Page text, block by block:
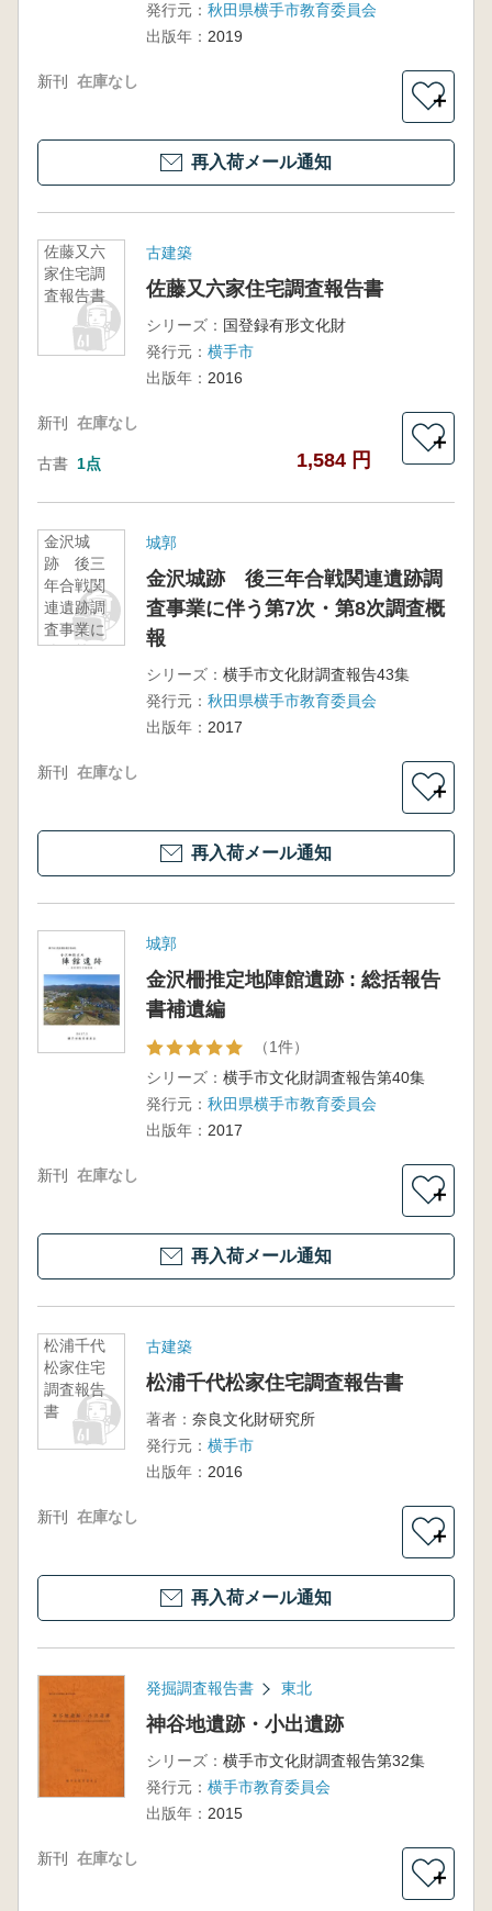
発行元： 秋田県横手市教育委員会
出版年： 2019
新刊 在庫なし
＋
再入荷メール通知
佐藤又六
家住宅調
査報告書
古建築
佐藤又六家住宅調査報告書
シリーズ： 国登録有形文化財
発行元： 横手市
出版年： 2016
新刊 在庫なし
古書 1点 1,584 円
＋
金沢城
跡 後三
年合戦関
連遺跡調
査事業に
伴う第7
城郭
金沢城跡 後三年合戦関連遺跡調
査事業に伴う第7次・第8次調査概
報
シリーズ： 横手市文化財調査報告43集
発行元： 秋田県横手市教育委員会
出版年： 2017
新刊 在庫なし
＋
再入荷メール通知
城郭
金沢柵推定地陣館遺跡 : 総括報告
書補遺編
（1件）
シリーズ： 横手市文化財調査報告第40集
発行元： 秋田県横手市教育委員会
出版年： 2017
新刊 在庫なし
＋
再入荷メール通知
松浦千代
松家住宅
調査報告
書
古建築
松浦千代松家住宅調査報告書
著者： 奈良文化財研究所
発行元： 横手市
出版年： 2016
新刊 在庫なし
＋
再入荷メール通知
発掘調査報告書 東北
神谷地遺跡・小出遺跡
シリーズ： 横手市文化財調査報告第32集
発行元： 横手市教育委員会
出版年： 2015
新刊 在庫なし
＋